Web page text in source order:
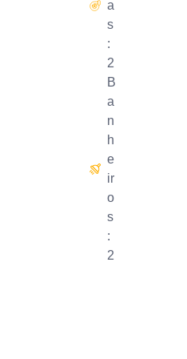
a
s
:
2
B
a
n
h
e
ir
o
s
:
2